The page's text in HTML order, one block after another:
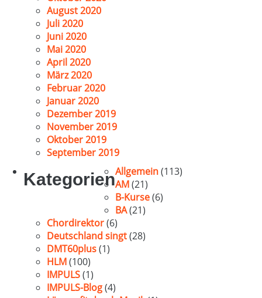
August 2020
Juli 2020
Juni 2020
Mai 2020
April 2020
März 2020
Februar 2020
Januar 2020
Dezember 2019
November 2019
Oktober 2019
September 2019
KategorienAllgemein(113)
AM(21)
B-Kurse(6)
BA(21)
Chordirektor(6)
Deutschland singt(28)
DMT60plus(1)
HLM(100)
IMPULS(1)
IMPULS-Blog(4)